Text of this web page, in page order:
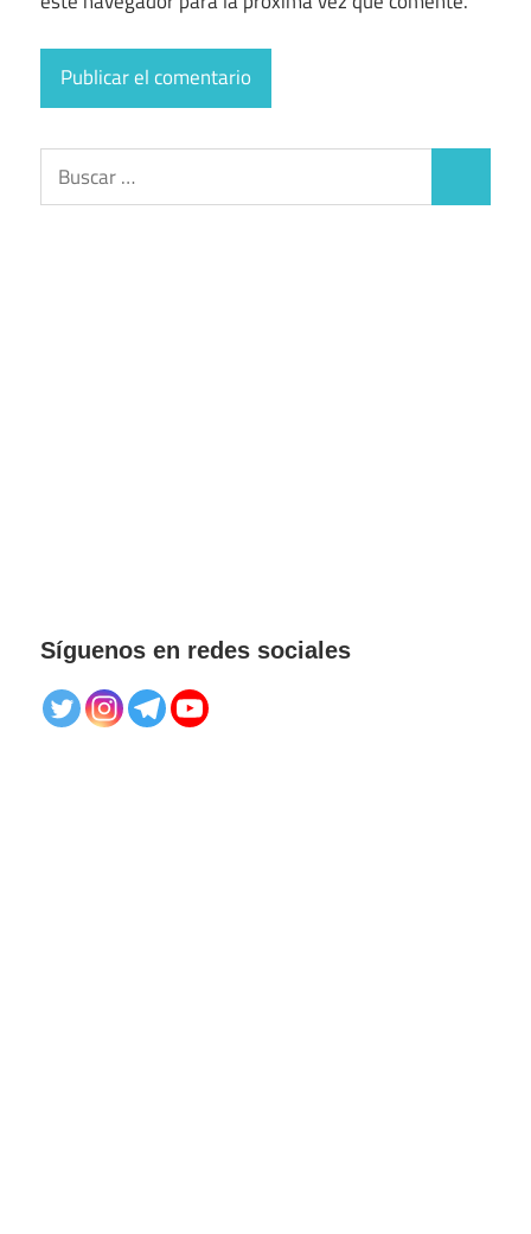
Buscar:
Síguenos en redes sociales